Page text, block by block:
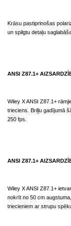
Krāsu pastiprinošas
un spilgtu detaļu
ANSI Z87.1+
Wiley X ANSI Z87.1+
trieciens. Briļļu gadījumā
250 fps.
ANSI Z87.1+
Wiley X ANSI Z87.1+
nokrīt no 50 cm
triecieniem ar strupu